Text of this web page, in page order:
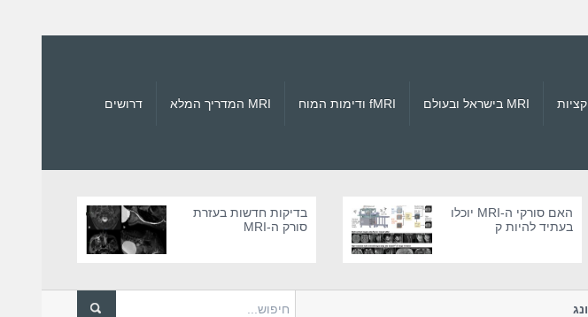
MRI בישראל ובעולם fMRI ודימות המוח MRI המדריך המלא דרושים
האם סורקי ה-MRI יוכלו
בעתיד להיות ק
בדיקות חדשות בעזרת
סורק ה-MRI